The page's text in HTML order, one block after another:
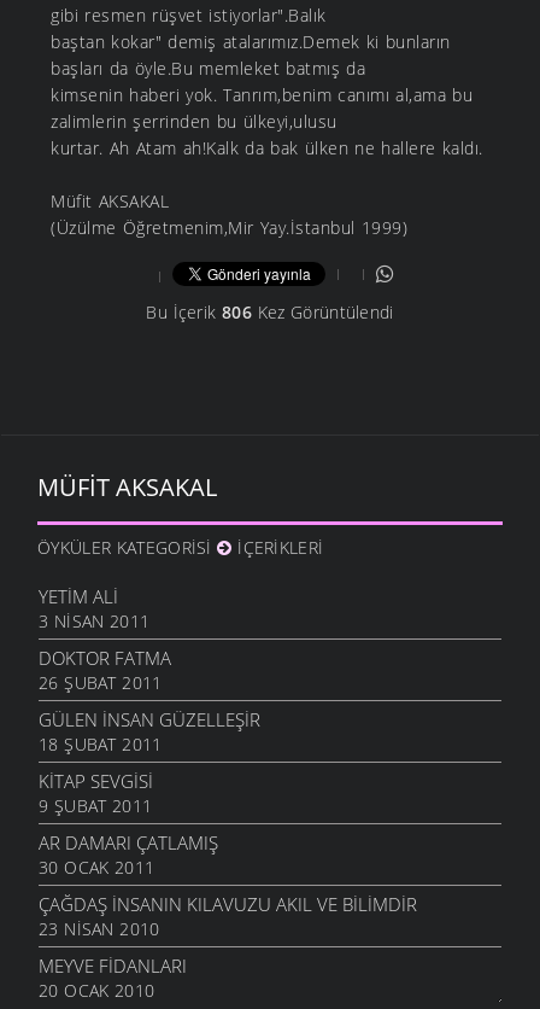
gibi resmen rüşvet istiyorlar".Balık
baştan kokar" demiş atalarımız.Demek ki bunların
başları da öyle.Bu memleket batmış da
kimsenin haberi yok. Tanrım,benim canımı al,ama bu
zalimlerin şerrinden bu ülkeyi,ulusu
kurtar. Ah Atam ah!Kalk da bak ülken ne hallere kaldı.
Müfit AKSAKAL
(Üzülme Öğretmenim,Mir Yay.İstanbul 1999)
Bu İçerik 806Kez Görüntülendi
MÜFIT AKSAKAL
ÖYKÜLER KATEGORISI İÇERIKLERI
YETIM ALI
3 NISAN 2011
DOKTOR FATMA
26 ŞUBAT 2011
GÜLEN İNSAN GÜZELLEŞIR
18 ŞUBAT 2011
KITAP SEVGISI
9 ŞUBAT 2011
AR DAMARI ÇATLAMIŞ
30 OCAK 2011
ÇAĞDAŞ İNSANIN KILAVUZU AKIL VE BILIMDIR
23 NISAN 2010
MEYVE FIDANLARI
20 OCAK 2010